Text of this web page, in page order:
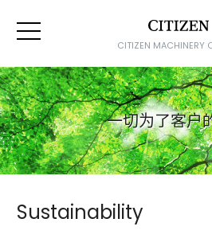
CITIZEN MACHINERY
一切为了客户
Sustainability